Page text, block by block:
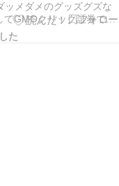
ッメダメのグッズグズな
てGMOクリック証券で口
ました。 で先週の金曜
が開け、ちょっとポジシ
た